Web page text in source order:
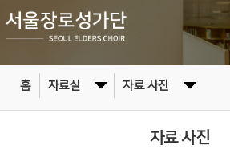
홈 자료실 자료 사진
자료 사진